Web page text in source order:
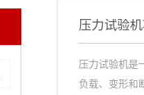
压力试验机
压力试验机是
负载、变形和